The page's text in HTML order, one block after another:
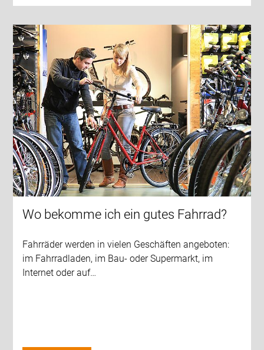
Wo bekomme ich ein gutes Fahrrad?
Fahrräder werden in vielen Geschäften angeboten:
im Fahrradladen, im Bau- oder Supermarkt, im
Internet oder auf…